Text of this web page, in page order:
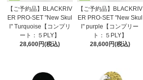
【ご予約品】BLACKRIV
ER PRO-SET "New Skul
l" Turquoise【コンプリ
ート：５PLY】
28,600円(税込)
【ご予約品】BLACKRIV
ER PRO-SET "New Skul
l" purple【コンプリー
ト：５PLY】
28,600円(税込)